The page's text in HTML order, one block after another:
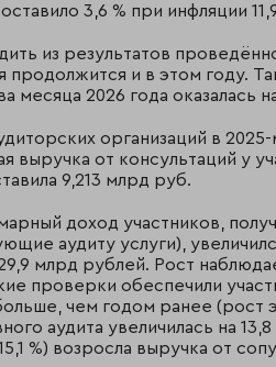
3,6 % при инфляции
из результатов
продолжится и в этом году.
месяца 2026 года оказалась
организаций в 2025-
выручка от консультаций у
9,213 млрд руб.
доход участников,
аудиту услуги),
млрд рублей. Рост
проверки обеспечили
чем годом ранее (рост
аудита увеличилась на
%) возросла выручка от